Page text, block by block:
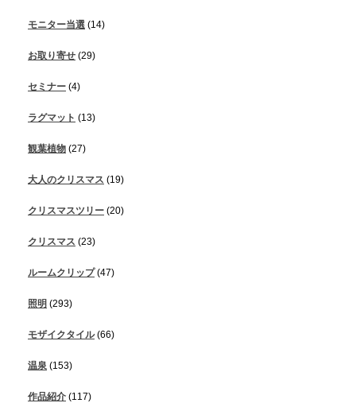
モニター当選 (14)
お取り寄せ (29)
セミナー (4)
ラグマット (13)
観葉植物 (27)
大人のクリスマス (19)
クリスマスツリー (20)
クリスマス (23)
ルームクリップ(47)
照明 (293)
モザイクタイル(66)
温泉 (153)
作品紹介 (117)